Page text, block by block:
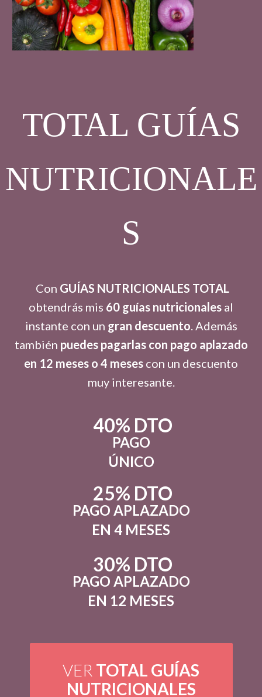
TOTAL GUÍAS
NUTRICIONALE
S
Con GUÍAS NUTRICIONALES TOTAL
obtendrás mis 60 guías nutricionales al
instante con un gran descuento. Además
también puedes pagarlas con pago aplazado
en 12 meses o 4 meses con un descuento
muy interesante.
40% DTO
PAGO
ÚNICO
25% DTO
PAGO APLAZADO
EN 4 MESES
30% DTO
PAGO APLAZADO
EN 12 MESES
VER TOTAL GUÍAS
NUTRICIONALES